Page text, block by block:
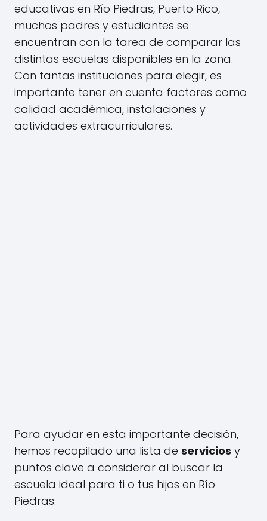
educativas en Río Piedras, Puerto Rico,
muchos padres y estudiantes se
encuentran con la tarea de comparar las
distintas escuelas disponibles en la zona.
Con tantas instituciones para elegir, es
importante tener en cuenta factores como
calidad académica, instalaciones y
actividades extracurriculares.
Para ayudar en esta importante decisión,
hemos recopilado una lista de servicios y
puntos clave a considerar al buscar la
escuela ideal para ti o tus hijos en Río
Piedras: